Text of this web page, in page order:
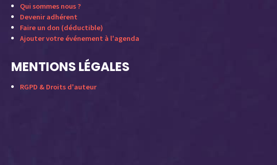
Qui sommes nous ?
Devenir adhérent
Faire un don (déductible)
Ajouter votre événement à l'agenda
MENTIONS LÉGALES
RGPD & Droits d'auteur